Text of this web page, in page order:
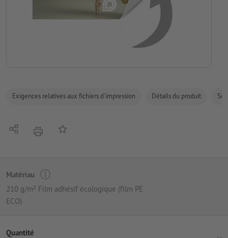
Exigences relatives aux fichiers d'impression Détails du produit
PartagerimprimerAjouter à liste d'article
Matériau
210 g/m² Film adhésif écologique (film PE
ECO)
Quantité